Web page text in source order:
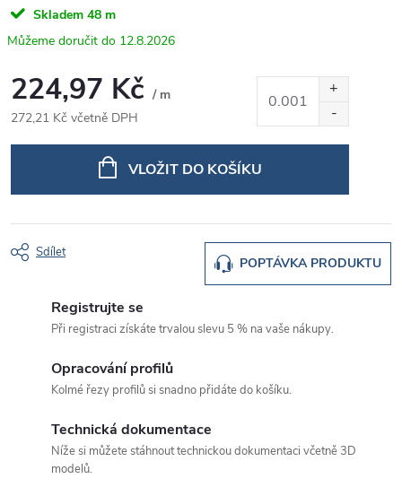
Skladem 48 m
12.8.2026
224,97 Kč / m
272,21 Kč včetně DPH
VLOŽIT DO KOŠÍKU
POPTÁVKA PRODUKTU
Sdílet
Registrujte se
Při registraci získáte trvalou slevu 5 % na vaše nákupy.
Opracování profilů
Kolmé řezy profilů si snadno přidáte do košíku.
Technická dokumentace
Níže si můžete stáhnout technickou dokumentaci včetně 3D
modelů.